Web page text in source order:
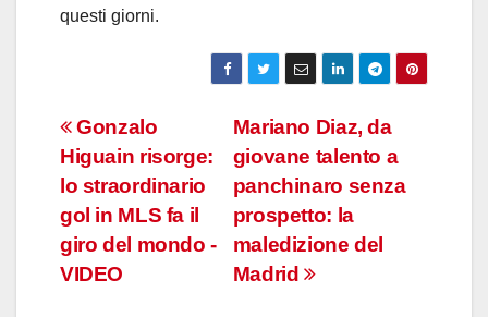
questi giorni.
Navigazione
articoli
Mariano Diaz, da
giovane talento a
panchinaro senza
prospetto: la
maledizione del
Madrid
Gonzalo
Higuain risorge:
lo straordinario
gol in MLS fa il
giro del mondo -
VIDEO